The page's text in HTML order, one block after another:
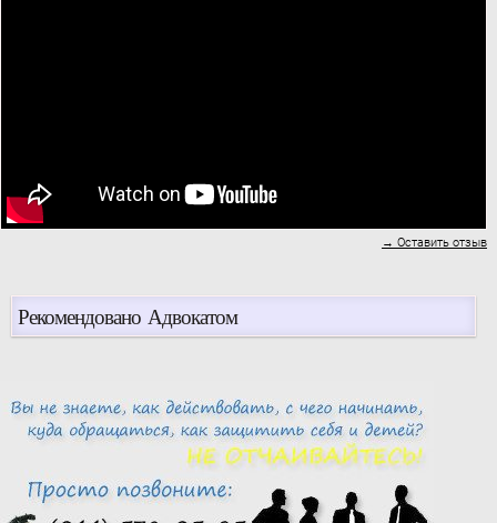
→ Оставить отзыв
Рекомендовано Адвокатом